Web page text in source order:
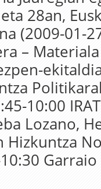
28an,
(2009-01-
–
10:00
Lozano,
Hizkuntza